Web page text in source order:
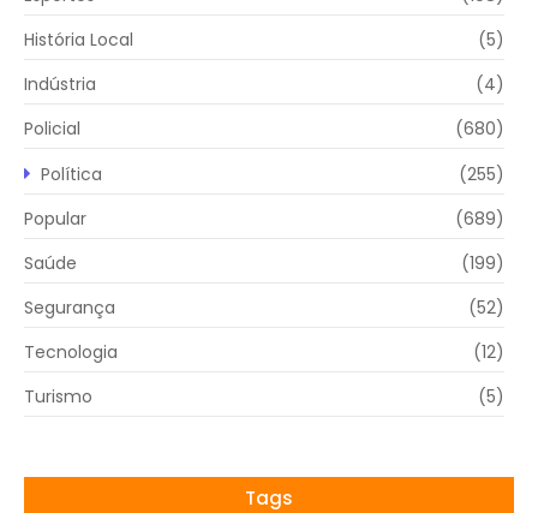
História Local
(5)
Indústria
(4)
Policial
(680)
Política
(255)
Popular
(689)
Saúde
(199)
Segurança
(52)
Tecnologia
(12)
Turismo
(5)
Tags